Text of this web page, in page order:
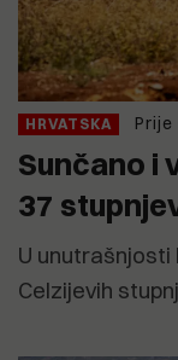
HRVATSKA Prije
Sunčano i
37
U unutrašnjosti
Celzijevih